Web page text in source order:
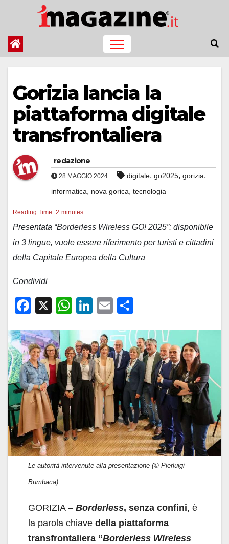
contenuto
Gorizia lancia la
piattaforma digitale
transfrontaliera
redazione
28 MAGGIO 2024 digitale, go2025, gorizia,
informatica, nova gorica, tecnologia
Reading Time: 2 minutes
Presentata “Borderless Wireless GO! 2025”: disponibile
in 3 lingue, vuole essere riferimento per turisti e cittadini
della Capitale Europea della Cultura
Condividi
F
c
e
b
o
o
k
X
W
at
s
A
p
p
Li
k
e
dI
n
E
ail n
di
vi
di
Le autorità intervenute alla presentazione (© Pierluigi
Bumbaca)
GORIZIA – Borderless, senza confini, è
la parola chiave della piattaforma
transfrontaliera “Borderless Wireless